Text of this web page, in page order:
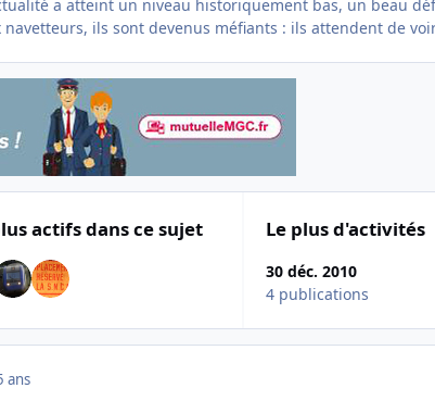
a atteint un niveau historiquement bas, un beau
navetteurs, ils sont devenus méfiants : ils attendent de
actifs dans ce sujet Le plus d'activités
30 déc. 2010
4 publications
ans